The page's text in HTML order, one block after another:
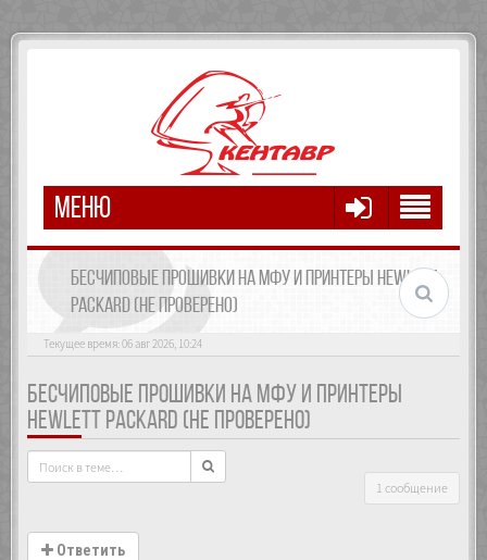
МЕНЮ
БЕСЧИПОВЫЕ ПРОШИВКИ НА МФУ И ПРИНТЕРЫ HEWLETT
PACKARD (НЕ ПРОВЕРЕНО)
Текущее время: 06 авг 2026, 10:24
БЕСЧИПОВЫЕ ПРОШИВКИ НА МФУ И ПРИНТЕРЫ
HEWLETT PACKARD (НЕ ПРОВЕРЕНО)
1 сообщение
Ответить